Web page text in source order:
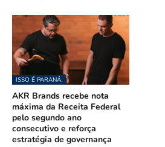
ISSO É PARANÁ.
AKR Brands recebe nota
máxima da Receita Federal
pelo segundo ano
consecutivo e reforça
estratégia de governança